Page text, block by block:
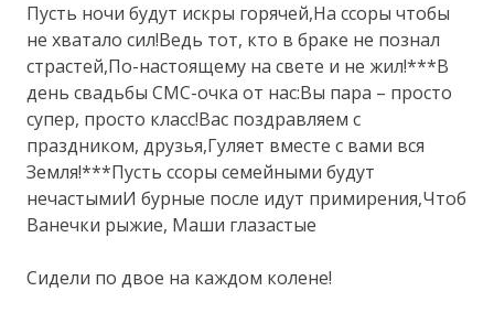
Пусть ночи будут искры горячей,На ссоры чтобы
не хватало сил!Ведь тот, кто в браке не познал
страстей,По-настоящему на свете и не жил!***В
день свадьбы СМС-очка от нас:Вы пара – просто
супер, просто класс!Вас поздравляем с
праздником, друзья,Гуляет вместе с вами вся
Земля!***Пусть ссоры семейными будут
нечастымиИ бурные после идут примирения,Чтоб
Ванечки рыжие, Маши глазастые
Сидели по двое на каждом колене!